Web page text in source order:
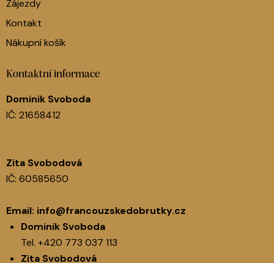
Zájezdy
Kontakt
Nákupní košík
Kontaktní informace
Dominik Svoboda
IČ: 21658412
Zita Svobodová
IČ: 60585650
Email: info@francouzskedobrutky.cz
Dominik Svoboda
Tel. +420 773 037 113
Zita Svobodová